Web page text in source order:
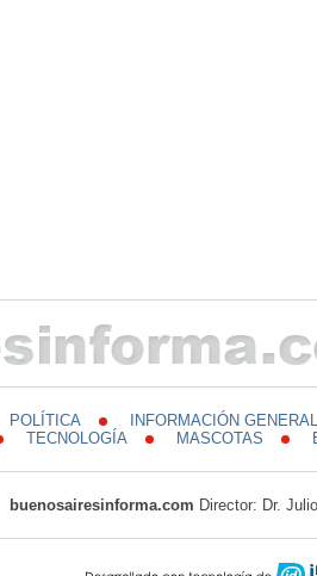
POLÍTICA INFORMACIÓN GENERAL
TECNOLOGÍA MASCOTAS
buenosairesinforma.com Director: Dr.